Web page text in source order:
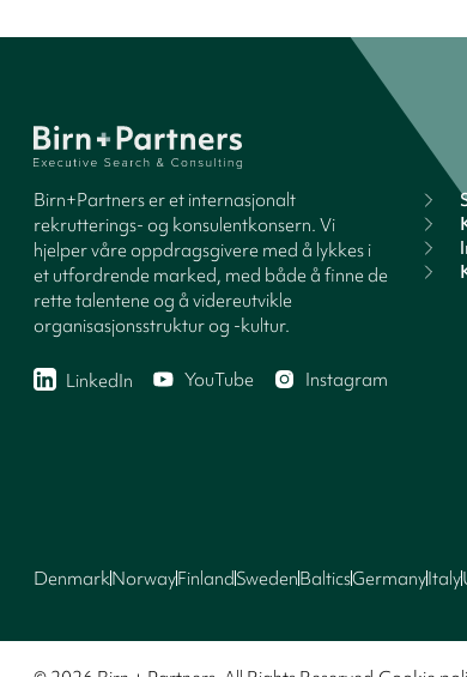
Birn+Partners er et internasjonalt
rekrutterings- og konsulentkonsern. Vi
hjelper våre oppdragsgivere med å lykkes i
et utfordrende marked, med både å finne de
rette talentene og å videreutvikle
organisasjonsstruktur og -kultur.
LinkedIn YouTube Instagram
DenmarkNorwayFinlandSwedenBalticsGermanyItaly